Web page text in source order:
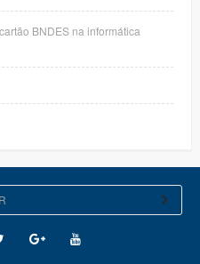
BNDES na informática